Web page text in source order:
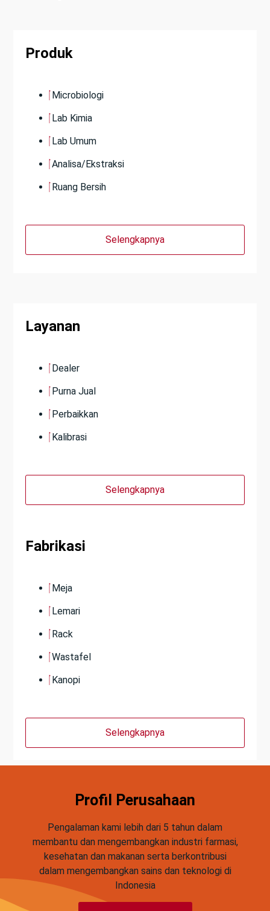
Produk
Microbiologi
Lab Kimia
Lab Umum
Analisa/Ekstraksi
Ruang Bersih
Selengkapnya
Layanan
Dealer
Purna Jual
Perbaikkan
Kalibrasi
Selengkapnya
Fabrikasi
Meja
Lemari
Rack
Wastafel
Kanopi
Selengkapnya
Profil Perusahaan
Pengalaman kami lebih dari 5 tahun dalam
membantu dan mengembangkan industri farmasi,
kesehatan dan makanan serta berkontribusi
dalam mengembangkan sains dan teknologi di
Indonesia